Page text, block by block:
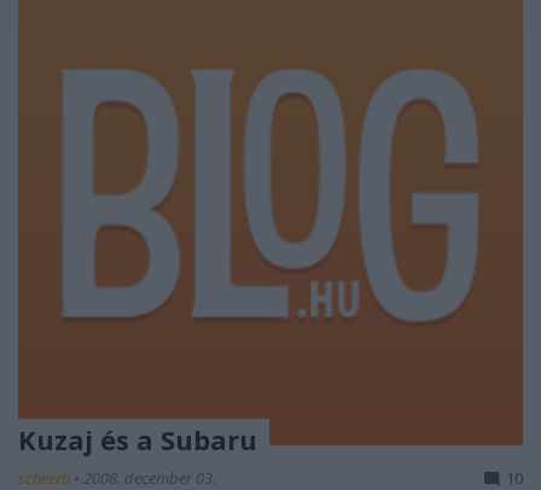
Kuzaj és a Subaru
scheerti • 2008. december 03. 10